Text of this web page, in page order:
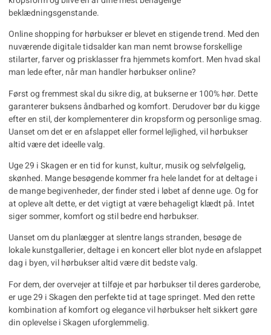
beklædningsgenstande.
Online shopping for hørbukser er blevet en stigende trend. Med den
nuværende digitale tidsalder kan man nemt browse forskellige
stilarter, farver og prisklasser fra hjemmets komfort. Men hvad skal
man lede efter, når man handler hørbukser online?
Først og fremmest skal du sikre dig, at bukserne er 100% hør. Dette
garanterer buksens åndbarhed og komfort. Derudover bør du kigge
efter en stil, der komplementerer din kropsform og personlige smag.
Uanset om det er en afslappet eller formel lejlighed, vil hørbukser
altid være det ideelle valg.
Uge 29 i Skagen er en tid for kunst, kultur, musik og selvfølgelig,
skønhed. Mange besøgende kommer fra hele landet for at deltage i
de mange begivenheder, der finder sted i løbet af denne uge. Og for
at opleve alt dette, er det vigtigt at være behageligt klædt på. Intet
siger sommer, komfort og stil bedre end hørbukser.
Uanset om du planlægger at slentre langs stranden, besøge de
lokale kunstgallerier, deltage i en koncert eller blot nyde en afslappet
dag i byen, vil hørbukser altid være dit bedste valg.
For dem, der overvejer at tilføje et par hørbukser til deres garderobe,
er uge 29 i Skagen den perfekte tid at tage springet. Med den rette
kombination af komfort og elegance vil hørbukser helt sikkert gøre
din oplevelse i Skagen uforglemmelig.